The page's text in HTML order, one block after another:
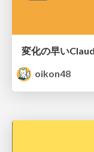
変化の早い
oikon48